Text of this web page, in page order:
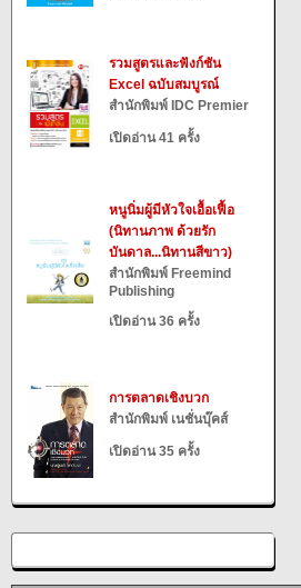
รวมสูตรและฟังก์ชัน
Excel ฉบับสมบูรณ์
สำนักพิมพ์ IDC Premier
เปิดอ่าน 41 ครั้ง
หนูนิ่มผู้มีหัวใจเอื้อเฟื้อ
(นิทานภาพ ด้วยรัก
บันดาล...นิทานสีขาว)
สำนักพิมพ์ Freemind
Publishing
เปิดอ่าน 36 ครั้ง
การตลาดเชิงบวก
สำนักพิมพ์ เนชั่นบุ๊คส์
เปิดอ่าน 35 ครั้ง